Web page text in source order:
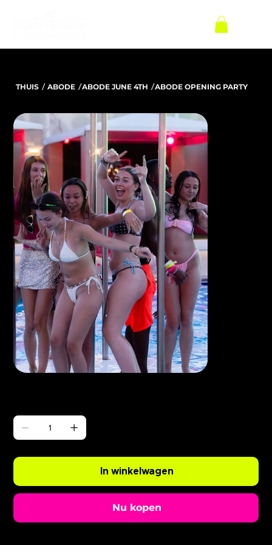
THUIS / ABODE /ABODE JUNE 4TH /ABODE OPENING PARTY
In winkelwagen
Nu kopen